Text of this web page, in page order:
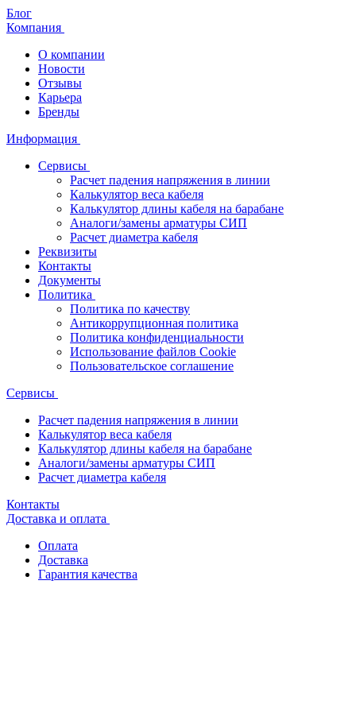
Блог
Компания
О компании
Новости
Отзывы
Карьера
Бренды
Информация
Сервисы
Расчет падения напряжения в линии
Калькулятор веса кабеля
Калькулятор длины кабеля на барабане
Аналоги/замены арматуры СИП
Расчет диаметра кабеля
Реквизиты
Контакты
Документы
Политика
Политика по качеству
Антикоррупционная политика
Политика конфиденциальности
Использование файлов Cookie
Пользовательское соглашение
Сервисы
Расчет падения напряжения в линии
Калькулятор веса кабеля
Калькулятор длины кабеля на барабане
Аналоги/замены арматуры СИП
Расчет диаметра кабеля
Контакты
Доставка и оплата
Оплата
Доставка
Гарантия качества